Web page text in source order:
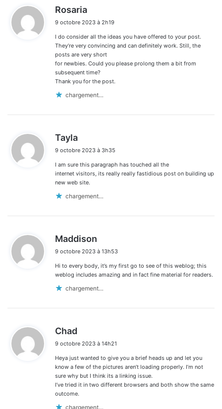
Rosaria
t
:
9 octobre 2023 à 2h19
I do consider all the ideas you have offered to your post.
They’re very convincing and can definitely work. Still, the
posts are very short
for newbies. Could you please prolong them a bit from
subsequent time?
Thank you for the post.
chargement…
Tayla
t
:
9 octobre 2023 à 3h35
I am sure this paragraph has touched all the
internet visitors, its really really fastidious post on building up
new web site.
chargement…
Maddison
t
9 octobre 2023 à 13h53
Hi to every body, it’s my first go to see of this weblog; this
weblog includes amazing and in fact fine material for readers.
chargement…
Chad
t
:
9 octobre 2023 à 14h21
Heya just wanted to give you a brief heads up and let you
know a few of the pictures aren’t loading properly. I’m not
sure why but I think its a linking issue.
I’ve tried it in two different browsers and both show the same
outcome.
chargement…